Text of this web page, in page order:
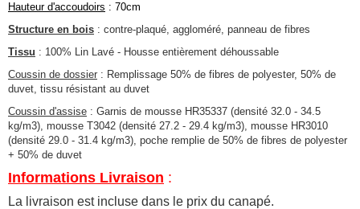
Hauteur d'accoudoirs : 70cm
Structure en bois : contre-plaqué, aggloméré, panneau de fibres
Tissu : 100% Lin Lavé - Housse entièrement déhoussable
Coussin de dossier : Remplissage 50% de fibres de polyester, 50% de
duvet, tissu résistant au duvet
Coussin d'assise : Garnis de mousse HR35337 (densité 32.0 - 34.5
kg/m3), mousse T3042 (densité 27.2 - 29.4 kg/m3), mousse HR3010
(densité 29.0 - 31.4 kg/m3), poche remplie de 50% de fibres de polyester
+ 50% de duvet
Informations Livraison :
La livraison est incluse dans le prix du canapé.